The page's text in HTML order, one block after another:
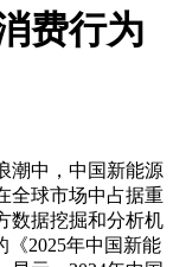
费行为
潮中，中国新能源
全球市场中占据重
数据挖掘和分析机
《2025年中国新能